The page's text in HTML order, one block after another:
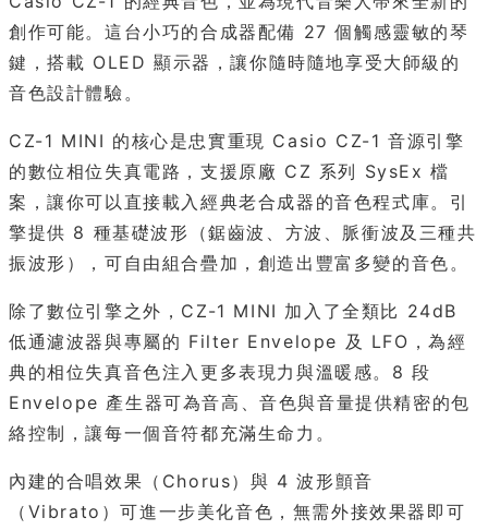
創作可能。這台小巧的合成器配備 27 個觸感靈敏的琴
鍵，搭載 OLED 顯示器，讓你隨時隨地享受大師級的
音色設計體驗。
CZ-1 MINI 的核心是忠實重現 Casio CZ-1 音源引擎
的數位相位失真電路，支援原廠 CZ 系列 SysEx 檔
案，讓你可以直接載入經典老合成器的音色程式庫。引
擎提供 8 種基礎波形（鋸齒波、方波、脈衝波及三種共
振波形），可自由組合疊加，創造出豐富多變的音色。
除了數位引擎之外，CZ-1 MINI 加入了全類比 24dB
低通濾波器與專屬的 Filter Envelope 及 LFO，為經
典的相位失真音色注入更多表現力與溫暖感。8 段
Envelope 產生器可為音高、音色與音量提供精密的包
絡控制，讓每一個音符都充滿生命力。
內建的合唱效果（Chorus）與 4 波形顫音
（Vibrato）可進一步美化音色，無需外接效果器即可